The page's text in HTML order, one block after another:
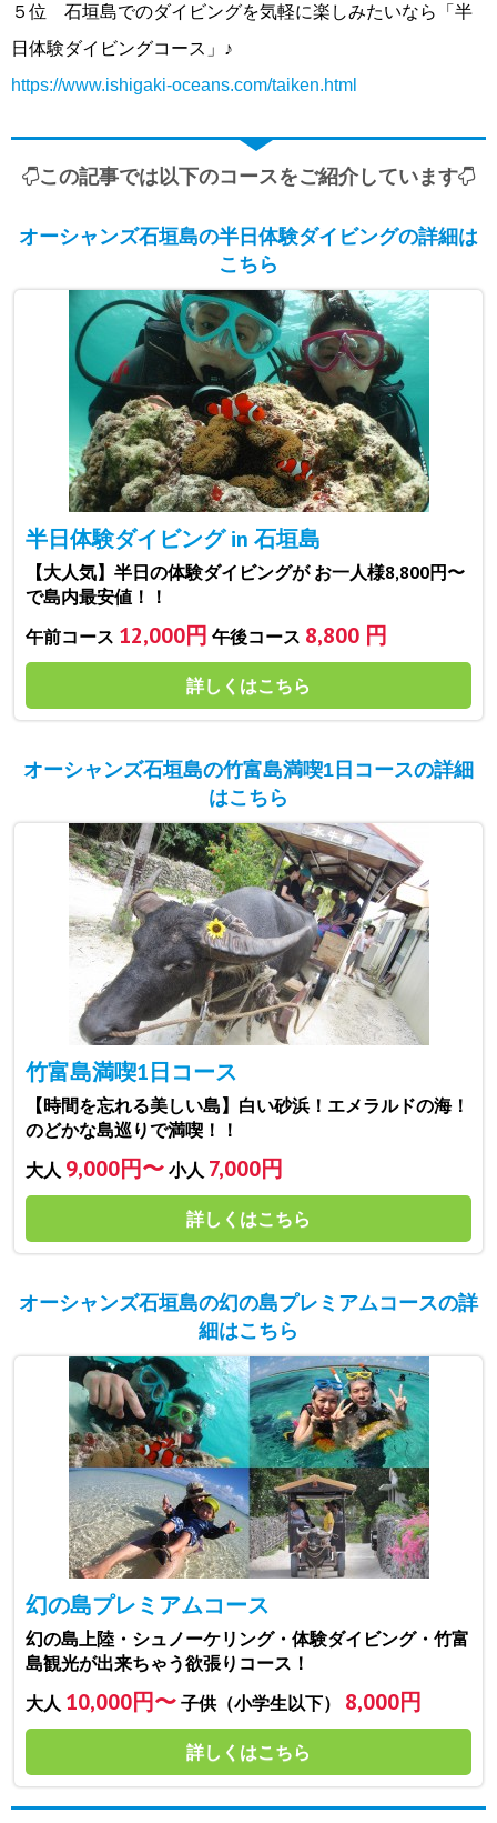
５位 石垣島でのダイビングを気軽に楽しみたいなら「半
日体験ダイビングコース」♪
https://www.ishigaki-oceans.com/taiken.html
この記事では以下のコースをご紹介しています
オーシャンズ石垣島の半日体験ダイビングの詳細は
こちら
半日体験ダイビング in 石垣島
【大人気】半日の体験ダイビングが お一人様8,800円〜
で島内最安値！！
午前コース 12,000円 午後コース 8,800 円
詳しくはこちら
オーシャンズ石垣島の竹富島満喫1日コースの詳細
はこちら
竹富島満喫1日コース
【時間を忘れる美しい島】白い砂浜！エメラルドの海！
のどかな島巡りで満喫！！
大人 9,000円〜 小人 7,000円
詳しくはこちら
オーシャンズ石垣島の幻の島プレミアムコースの詳
細はこちら
幻の島プレミアムコース
幻の島上陸・シュノーケリング・体験ダイビング・竹富
島観光が出来ちゃう欲張りコース！
大人 10,000円〜 子供（小学生以下） 8,000円
詳しくはこちら